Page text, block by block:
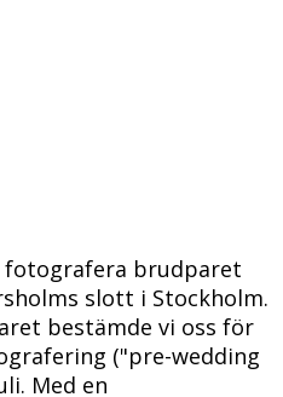
fotografera brudparet
slott i Stockholm.
bestämde vi oss för
("pre-wedding
Med en